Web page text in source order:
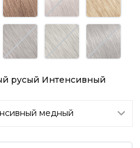
русый Интенсивный